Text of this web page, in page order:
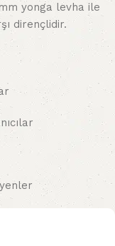
yonga levha ile
dirençlidir.